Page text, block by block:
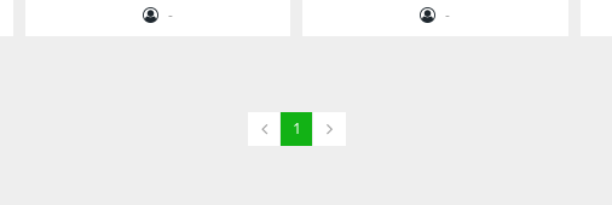
- -
1